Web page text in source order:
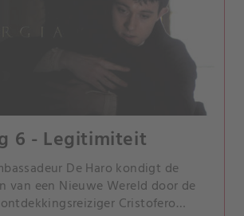
6 - Legitimiteit
De Haro kondigt de
van een Nieuwe Wereld door de
Cristofero